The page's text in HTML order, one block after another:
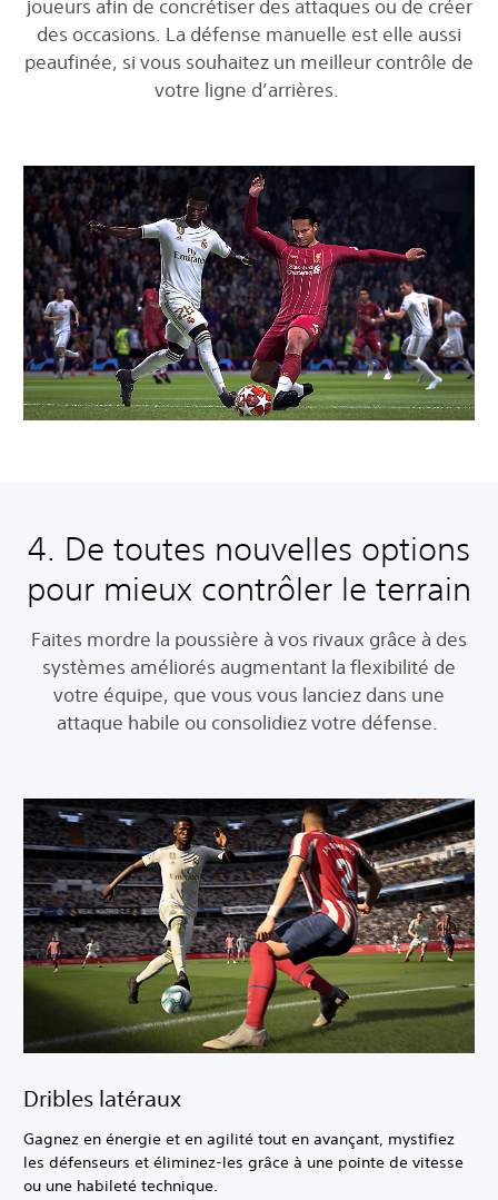
joueurs afin de concrétiser des attaques ou de créer
des occasions. La défense manuelle est elle aussi
peaufinée, si vous souhaitez un meilleur contrôle de
votre ligne d’arrières.
4. De toutes nouvelles options
pour mieux contrôler le terrain
Faites mordre la poussière à vos rivaux grâce à des
systèmes améliorés augmentant la flexibilité de
votre équipe, que vous vous lanciez dans une
attaque habile ou consolidiez votre défense.
Dribles latéraux
Gagnez en énergie et en agilité tout en avançant, mystifiez
les défenseurs et éliminez-les grâce à une pointe de vitesse
ou une habileté technique.